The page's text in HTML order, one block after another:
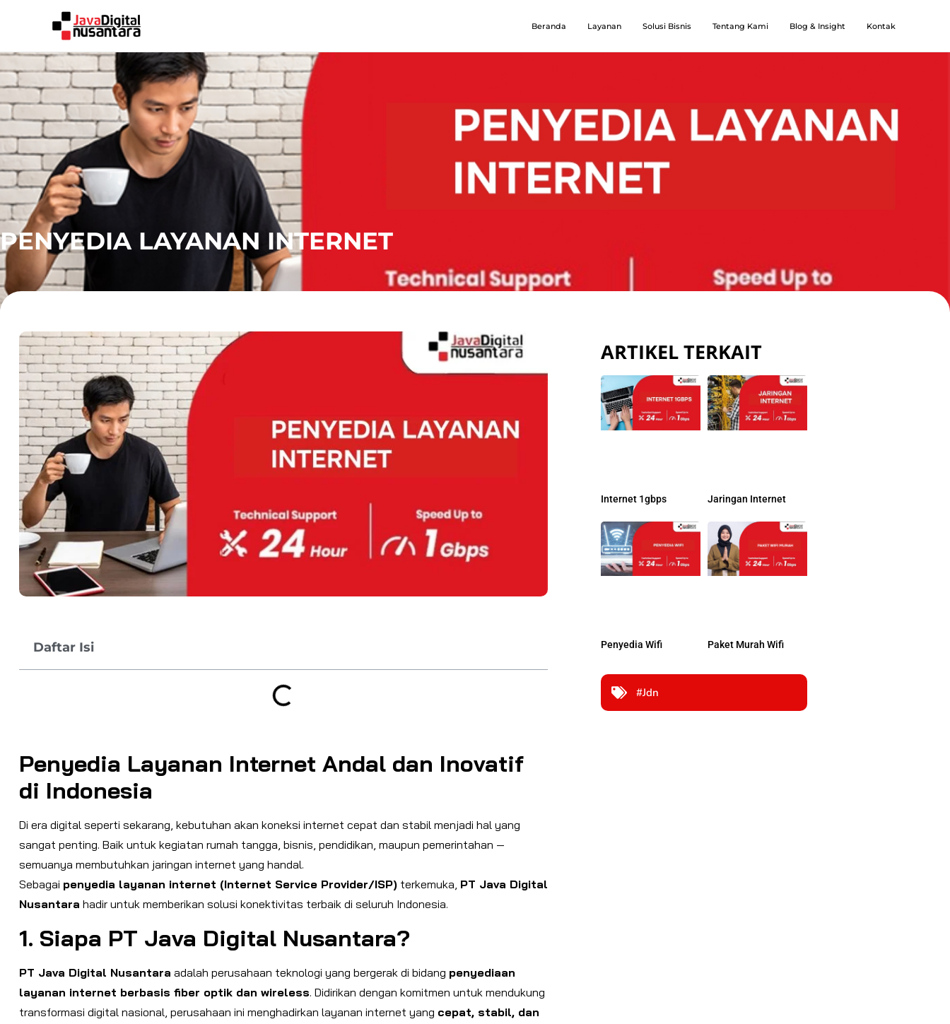
Beranda Layanan Solusi Bisnis Tentang Kami Blog & Insight Kontak
PENYEDIA LAYANAN INTERNET
Daftar Isi
Penyedia Layanan Internet Andal dan Inovatif
di Indonesia
Di era digital seperti sekarang, kebutuhan akan koneksi internet cepat dan stabil menjadi hal yang
sangat penting. Baik untuk kegiatan rumah tangga, bisnis, pendidikan, maupun pemerintahan —
semuanya membutuhkan jaringan internet yang handal.
Sebagai penyedia layanan internet (Internet Service Provider/ISP)terkemuka, PT Java Digital
Nusantara hadir untuk memberikan solusi konektivitas terbaik di seluruh Indonesia.
1. Siapa PT Java Digital Nusantara?
PT Java Digital Nusantara adalah perusahaan teknologi yang bergerak di bidang penyediaan
layanan internet berbasis fiber optik dan wireless. Didirikan dengan komitmen untuk mendukung
transformasi digital nasional, perusahaan ini menghadirkan layanan internet yang cepat, stabil, dan
ARTIKEL TERKAIT
Internet 1gbps Jaringan Internet
Penyedia Wifi Paket Murah Wifi
#jdn